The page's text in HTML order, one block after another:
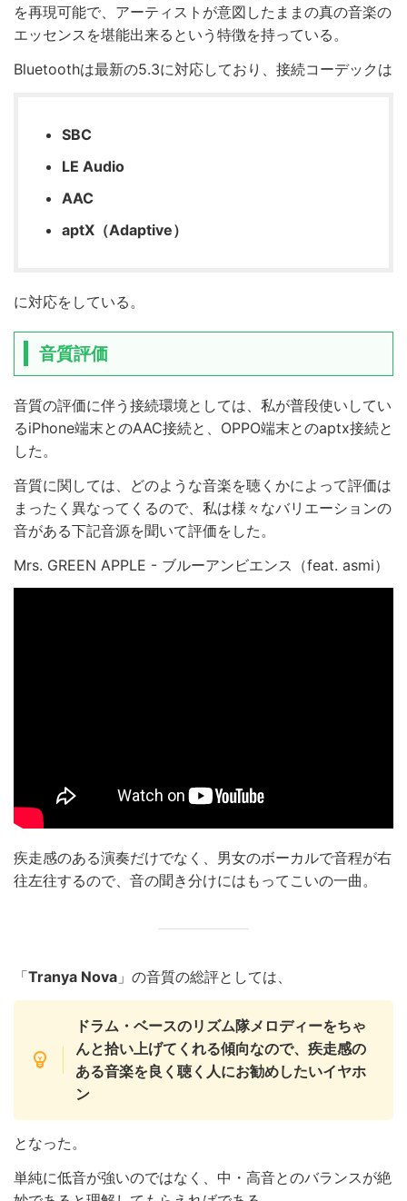
を再現可能で、アーティストが意図したままの真の音楽の
エッセンスを堪能出来るという特徴を持っている。
Bluetoothは最新の5.3に対応しており、接続コーデックは
SBC
LE Audio
AAC
aptX（Adaptive）
に対応をしている。
音質評価
音質の評価に伴う接続環境としては、私が普段使いしてい
るiPhone端末とのAAC接続と、OPPO端末とのaptx接続と
した。
音質に関しては、どのような音楽を聴くかによって評価は
まったく異なってくるので、私は様々なバリエーションの
音がある下記音源を聞いて評価をした。
Mrs. GREEN APPLE - ブルーアンビエンス（feat. asmi）
疾走感のある演奏だけでなく、男女のボーカルで音程が右
往左往するので、音の聞き分けにはもってこいの一曲。
「Tranya Nova 」の音質の総評としては、
ドラム・ベースのリズム隊メロディーをちゃ
んと拾い上げてくれる傾向なので、疾走感の
ある音楽を良く聴く人にお勧めしたいイヤホ
ン
となった。
単純に低音が強いのではなく、中・高音とのバランスが絶